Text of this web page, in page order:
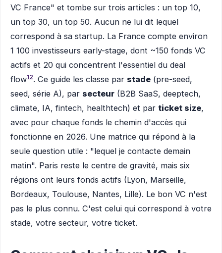
VC France" et tombe sur trois articles : un top 10,
un top 30, un top 50. Aucun ne lui dit lequel
correspond à sa startup. La France compte environ
1 100 investisseurs early-stage, dont ~150 fonds VC
actifs et 20 qui concentrent l'essentiel du deal
flow12. Ce guide les classe par stade (pre-seed,
seed, série A), par secteur (B2B SaaS, deeptech,
climate, IA, fintech, healthtech) et par ticket size,
avec pour chaque fonds le chemin d'accès qui
fonctionne en 2026. Une matrice qui répond à la
seule question utile : "lequel je contacte demain
matin". Paris reste le centre de gravité, mais six
régions ont leurs fonds actifs (Lyon, Marseille,
Bordeaux, Toulouse, Nantes, Lille). Le bon VC n'est
pas le plus connu. C'est celui qui correspond à votre
stade, votre secteur, votre ticket.